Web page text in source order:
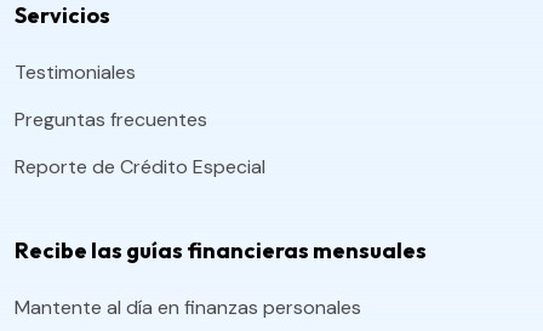
Servicios
Testimoniales
Preguntas frecuentes
Reporte de Crédito Especial
Recibe las guías financieras mensuales
Mantente al día en finanzas personales